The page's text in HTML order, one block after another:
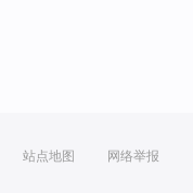
站点地图 网络举报